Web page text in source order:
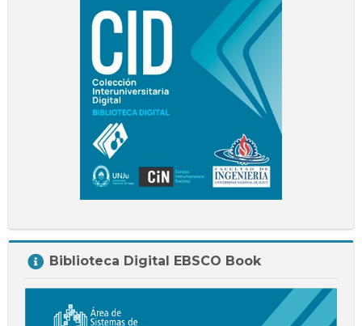
Biblioteca
Digital
Biblioteca Digital EBSCO Book